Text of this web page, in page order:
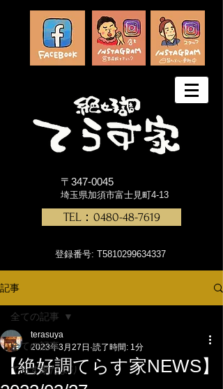
〒347-0045
埼玉県加須市富士見町4-13
TEL：0480-48-7619
登録番号: T5810299634337
記事
全ての記事
てらす家だより
全ての記事
【絶好調てらす家NEWS】
terasuya
2023年3月27日 読了時間: 1分